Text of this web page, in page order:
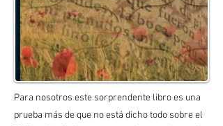
Para nosotros este sorprendente libro es una
prueba más de que no está dicho todo sobre el